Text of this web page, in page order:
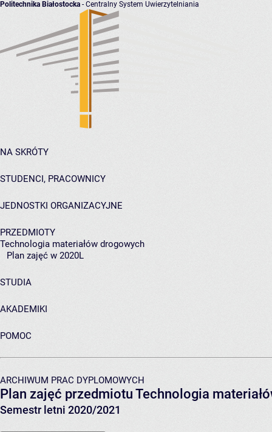
Politechnika Białostocka - Centralny System Uwierzytelniania
NA SKRÓTY
STUDENCI, PRACOWNICY
JEDNOSTKI ORGANIZACYJNE
PRZEDMIOTY
Technologia materiałów drogowych
Plan zajęć w 2020L
STUDIA
AKADEMIKI
POMOC
ARCHIWUM PRAC DYPLOMOWYCH
Plan zajęć przedmiotu Technologia
Semestr letni 2020/2021